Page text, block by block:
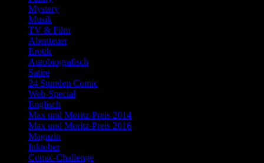
Mystery
Musik
TV & Film
Abenteuer
Erotik
Autobiografisch
Satire
24 Stunden Comic
Web-Special
Englisch
Max und Moritz-Preis 2014
Max und Moritz-Preis 2016
Magazin
Inktober
Comic-Challenge